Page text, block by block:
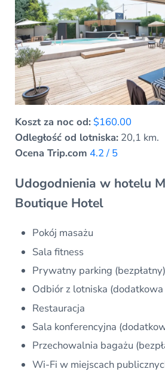
Koszt za noc od: $160.00
Odległość od lotniska:20,1 km.
Ocena Trip.com 4.2 / 5
Udogodnienia w hotelu
Boutique Hotel
Pokój masażu
Sala fitness
Prywatny parking (bezpłatny)
Odbiór z lotniska (dodatkowa
Restauracja
Sala konferencyjna
Przechowalnia bagażu
Wi-Fi w miejscach